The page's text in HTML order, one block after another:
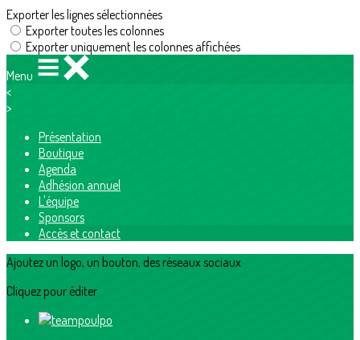
Exporter les lignes sélectionnées
Exporter toutes les colonnes
Exporter uniquement les colonnes affichées
Menu
<
>
Présentation
Boutique
Agenda
Adhésion annuel
L'équipe
Sponsors
Accès et contact
Ajoutez un logo, un bouton, des réseaux sociaux
Cliquez pour éditer